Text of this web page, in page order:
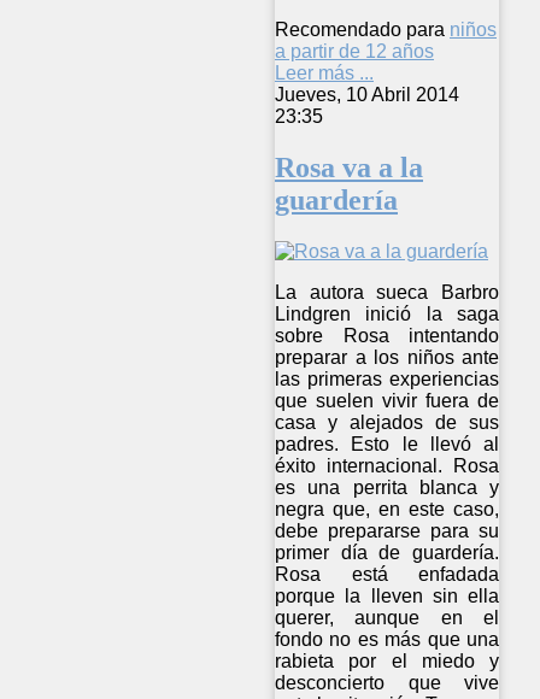
Recomendado para niños
a partir de 12 años
Leer más ...
Jueves, 10 Abril 2014
23:35
Rosa va a la
guardería
La autora sueca Barbro
Lindgren inició la saga
sobre Rosa intentando
preparar a los niños ante
las primeras experiencias
que suelen vivir fuera de
casa y alejados de sus
padres. Esto le llevó al
éxito internacional. Rosa
es una perrita blanca y
negra que, en este caso,
debe prepararse para su
primer día de guardería.
Rosa está enfadada
porque la lleven sin ella
querer, aunque en el
fondo no es más que una
rabieta por el miedo y
desconcierto que vive